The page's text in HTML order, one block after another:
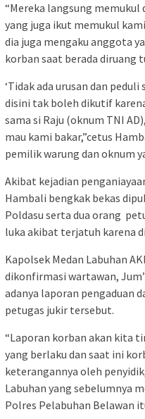
“Mereka langsung memukul
yang juga ikut memukul
dia juga mengaku anggota
korban saat berada diruang
‘Tidak ada urusan dan
disini tak boleh dikutif
sama si Raju (oknum TNI
mau kami bakar,”cetus
pemilik warung dan oknum
Akibat kejadian
Hambali bengkak bekas
Poldasu serta dua orang
luka akibat terjatuh karena
Kapolsek Medan Labuhan
dikonfirmasi wartawan,
adanya laporan pengaduan
petugas jukir tersebut.
“Laporan korban akan kita
yang berlaku dan saat ini
keterangannya oleh
Labuhan yang sebelumnya
Polres Pelabuhan Belawan